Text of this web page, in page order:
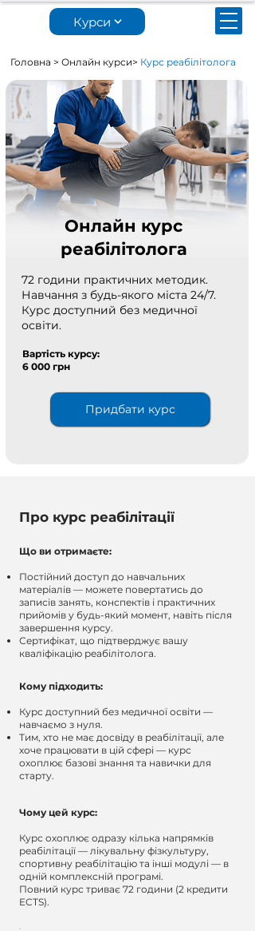
Курси
Головна > Онлайн курси> Курс реабілітолога
Онлайн курс
реабілітолога
72 години практичних методик.
Навчання з будь-якого міста 24/7.
Курс доступний без медичної
освіти.
Вартість курсу:
6 000 грн
Придбати курс
Про курс реабілітації
Що ви отримаєте:
Постійний доступ до навчальних
матеріалів — можете повертатись до
записів занять, конспектів і практичних
прийомів у будь-який момент, навіть після
завершення курсу.
Сертифікат, що підтверджує вашу
кваліфікацію реабілітолога.
Кому підходить:
Курс доступний без медичної освіти —
навчаємо з нуля.
Тим, хто не має досвіду в реабілітації, але
хоче працювати в цій сфері — курс
охоплює базові знання та навички для
старту.
Чому цей курс:
Курс охоплює одразу кілька напрямків
реабілітації — лікувальну фізкультуру,
спортивну реабілітацію та інші модулі — в
одній комплексній програмі.
Повний курс триває 72 години (2 кредити
ECTS).